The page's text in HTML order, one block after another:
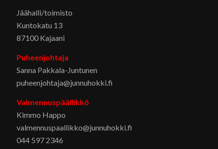
Jäähalli/toimisto
Kuntokatu 13
87100 Kajaani
Puheenjohtaja
Sanna Pakkala-Juntunen
puheenjohtaja@junnuhokki.fi
Valmennuspäällikkö
Kimmo Happo
valmennuspaallikko@junnuhokki.fi
044 597 2346